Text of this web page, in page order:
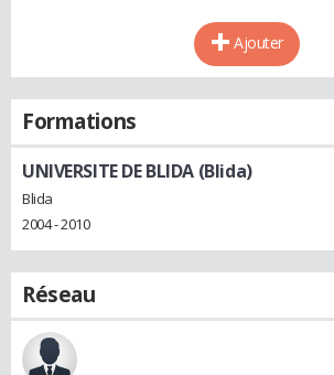
Ajouter
Formations
UNIVERSITE DE BLIDA (Blida)
Blida
2004 - 2010
Réseau